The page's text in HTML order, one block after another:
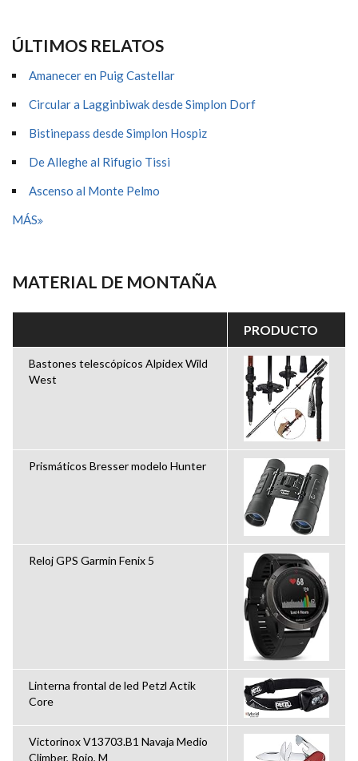
ÚLTIMOS RELATOS
Amanecer en Puig Castellar
Circular a Lagginbiwak desde Simplon Dorf
Bistinepass desde Simplon Hospiz
De Alleghe al Rifugio Tissi
Ascenso al Monte Pelmo
MÁS
MATERIAL DE MONTAÑA
PRODUCTO
Bastones telescópicos Alpidex Wild
West
Prismáticos Bresser modelo Hunter
Reloj GPS Garmin Fenix 5
Linterna frontal de led Petzl Actik
Core
Victorinox V13703.B1 Navaja Medio
Climber, Rojo, M